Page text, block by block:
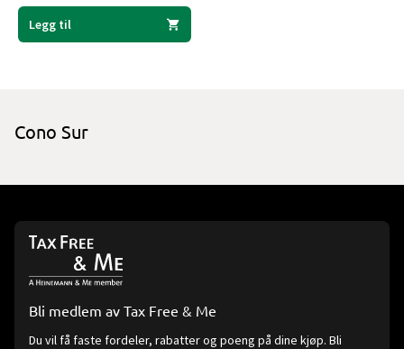
Legg til
Cono Sur
Bli medlem av Tax Free & Me
Du vil få faste fordeler, rabatter og poeng på dine kjøp. Bli